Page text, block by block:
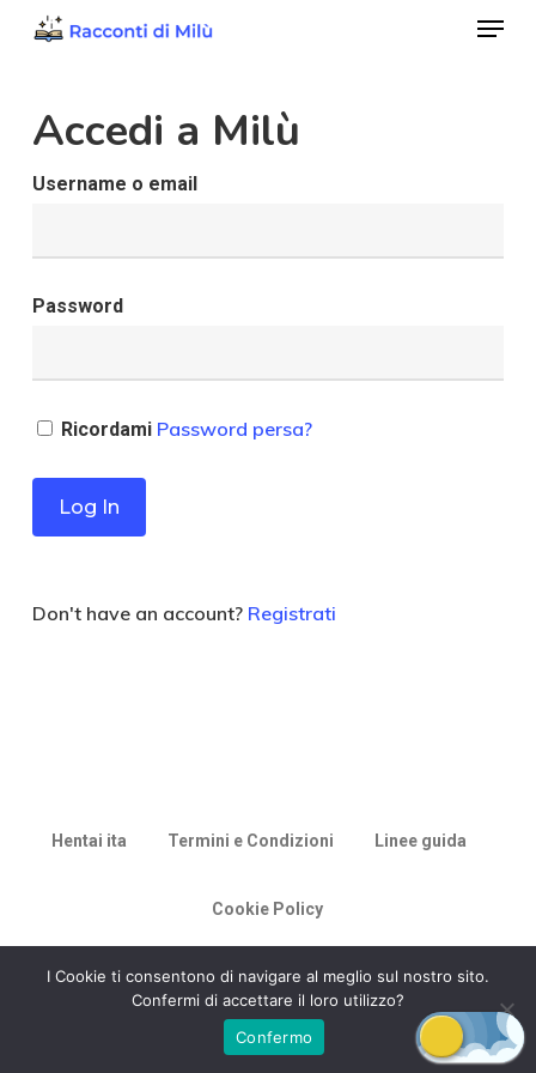
content
Menu
Accedi a Milù
Username o email
Password
Ricordami Password persa?
Don't have an account? Registrati
Hentai ita Termini e Condizioni Linee guida
Cookie Policy
© 2026 Racconti di Milù.
I Cookie ti consentono di navigare al meglio sul nostro sito.
Confermi di accettare il loro utilizzo?
Confermo